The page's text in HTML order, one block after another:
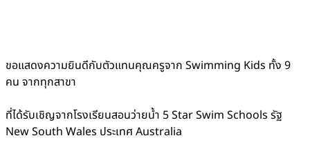
ขอแสดงความยินดีกับตัวแทนคุณครูจาก Swimming Kids ทั้ง 9
คน จากทุกสาขา
ที่ได้รับเชิญจากโรงเรียนสอนว่ายน้ำ 5 Star Swim Schools รัฐ
New South Wales ประเทศ Australia